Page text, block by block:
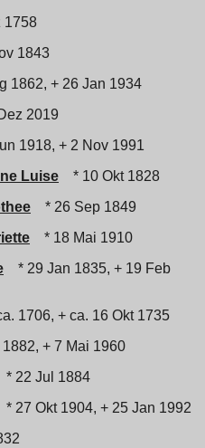
1758
1843
1862, + 26 Jan 1934
2019
1918, + 2 Nov 1991
Luise
* 10 Okt 1828
* 26 Sep 1849
* 18 Mai 1910
* 29 Jan 1835, + 19 Feb
1706, + ca. 16 Okt 1735
+ 7 Mai 1960
* 22 Jul 1884
* 27 Okt 1904, + 25 Jan 1992